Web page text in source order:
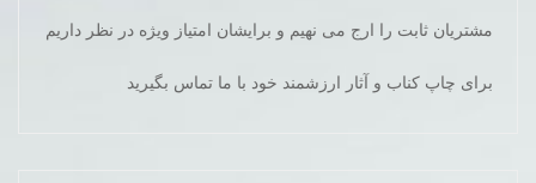
مشتریان ثابت را ارج می نهیم و برایشان امتیاز ویژه در نظر داریم
برای چاپ کناب و آثار ارزشمند خود با ما تماس بگیرید